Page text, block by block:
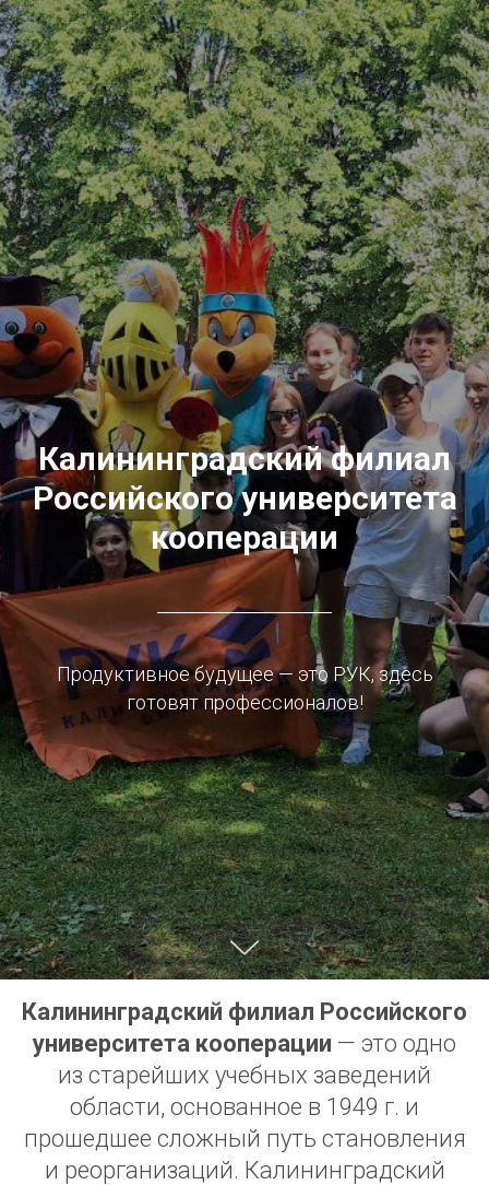
Калининградский филиал
Российского университета
кооперации
Продуктивное будущее — это РУК, здесь
готовят профессионалов!
Калининградский филиал Российского
университета кооперации — это одно
из старейших учебных заведений
области, основанное в 1949 г. и
прошедшее сложный путь становления
и реорганизаций. Калининградский